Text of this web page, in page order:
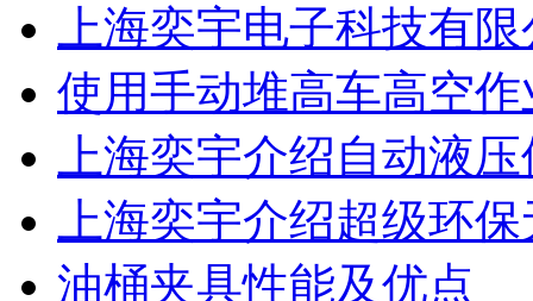
上海奕宇电子科技有
使用手动堆高车高空
上海奕宇介绍自动液
上海奕宇介绍超级环
油桶夹具性能及优点